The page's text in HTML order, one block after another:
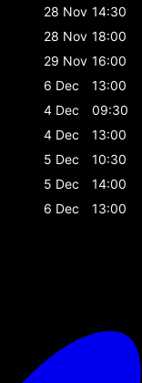
28 Nov 14:30
28 Nov 18:00
29 Nov 16:00
6 Dec
13:00
4 Dec
09:30
4 Dec
13:00
5 Dec
10:30
5 Dec
14:00
6 Dec
13:00